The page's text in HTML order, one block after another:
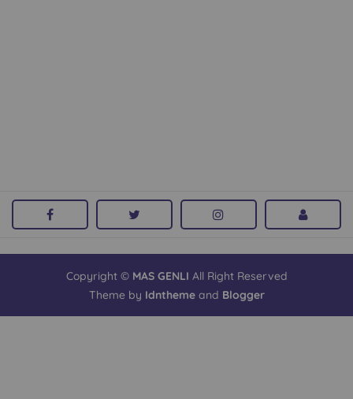
Copyright © MAS GENLI All Right Reserved
Theme by Idnthemeand Blogger